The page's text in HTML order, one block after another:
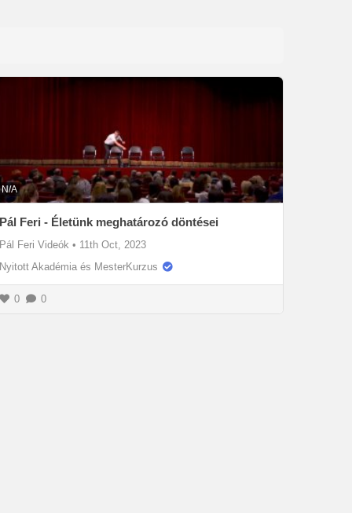
N/A
Feri - Életünk meghatározó döntései
Feri Videók • 11th Oct, 2023
Akadémia és MesterKurzus
0 0